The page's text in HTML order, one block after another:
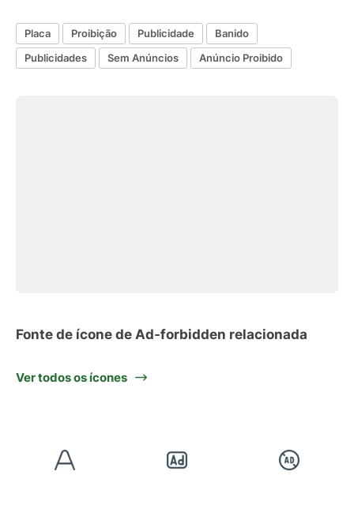
Placa Proibição Publicidade
Banido
Publicidades
Sem Anúncios Anúncio Proibido
Fonte de ícone de Ad-forbidden relacionada
Ver todos os ícones